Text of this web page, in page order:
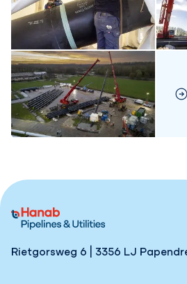
Rietgorsweg 6 | 3356 LJ